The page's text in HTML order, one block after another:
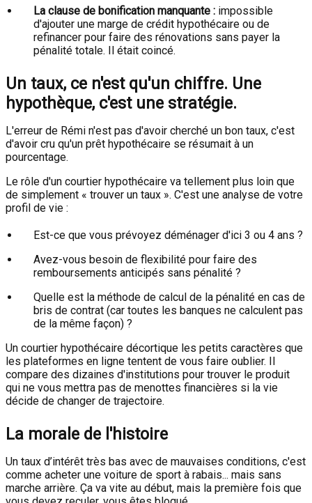
La clause de bonification manquante : impossible
d'ajouter une marge de crédit hypothécaire ou de
refinancer pour faire des rénovations sans payer la
pénalité totale. Il était coincé.
Un taux, ce n'est qu'un chiffre. Une
hypothèque, c'est une stratégie.
L'erreur de Rémi n'est pas d'avoir cherché un bon taux, c'est
d'avoir cru qu'un prêt hypothécaire se résumait à un
pourcentage.
Le rôle d'un courtier hypothécaire va tellement plus loin que
de simplement « trouver un taux ». C'est une analyse de votre
profil de vie :
Est-ce que vous prévoyez déménager d'ici 3 ou 4 ans ?
Avez-vous besoin de flexibilité pour faire des
remboursements anticipés sans pénalité ?
Quelle est la méthode de calcul de la pénalité en cas de
bris de contrat (car toutes les banques ne calculent pas
de la même façon) ?
Un courtier hypothécaire décortique les petits caractères que
les plateformes en ligne tentent de vous faire oublier. Il
compare des dizaines d'institutions pour trouver le produit
qui ne vous mettra pas de menottes financières si la vie
décide de changer de trajectoire.
La morale de l'histoire
Un taux d’intérêt très bas avec de mauvaises conditions, c'est
comme acheter une voiture de sport à rabais... mais sans
marche arrière. Ça va vite au début, mais la première fois que